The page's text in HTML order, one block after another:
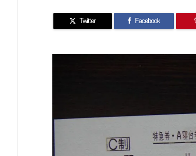
Twitter Facebook